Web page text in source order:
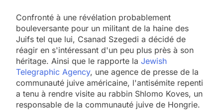
Confronté à une révélation probablement
bouleversante pour un militant de la haine des
Juifs tel que lui, Csanad Szegedi a décidé de
réagir en s'intéressant d'un peu plus près à son
héritage. Ainsi que le rapporte la Jewish
Telegraphic Agency, une agence de presse de la
communauté juive américaine, l'antisémite repenti
a tenu à rendre visite au rabbin Shlomo Koves, un
responsable de la communauté juive de Hongrie.